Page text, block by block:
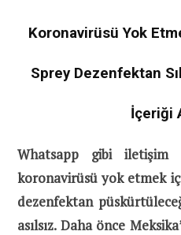
Koronavirüsü Yok
Sprey Dezenfektan
İçeriği
Whatsapp gibi iletişim
koronavirüsü yok etmek
dezenfektan
asılsız. Daha önce